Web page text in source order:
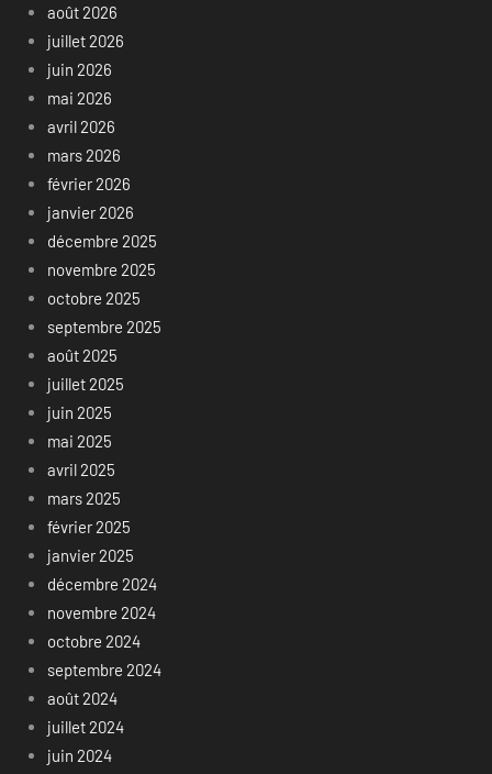
août 2026
juillet 2026
juin 2026
mai 2026
avril 2026
mars 2026
février 2026
janvier 2026
décembre 2025
novembre 2025
octobre 2025
septembre 2025
août 2025
juillet 2025
juin 2025
mai 2025
avril 2025
mars 2025
février 2025
janvier 2025
décembre 2024
novembre 2024
octobre 2024
septembre 2024
août 2024
juillet 2024
juin 2024